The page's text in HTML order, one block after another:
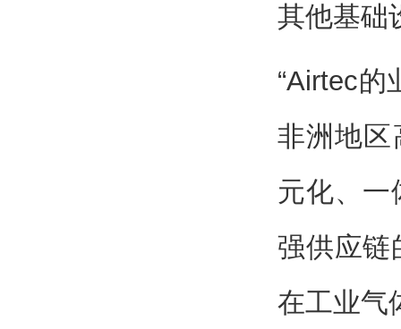
其他基础
“Airtec的
非洲地区
元化、
强供应链
在工业气